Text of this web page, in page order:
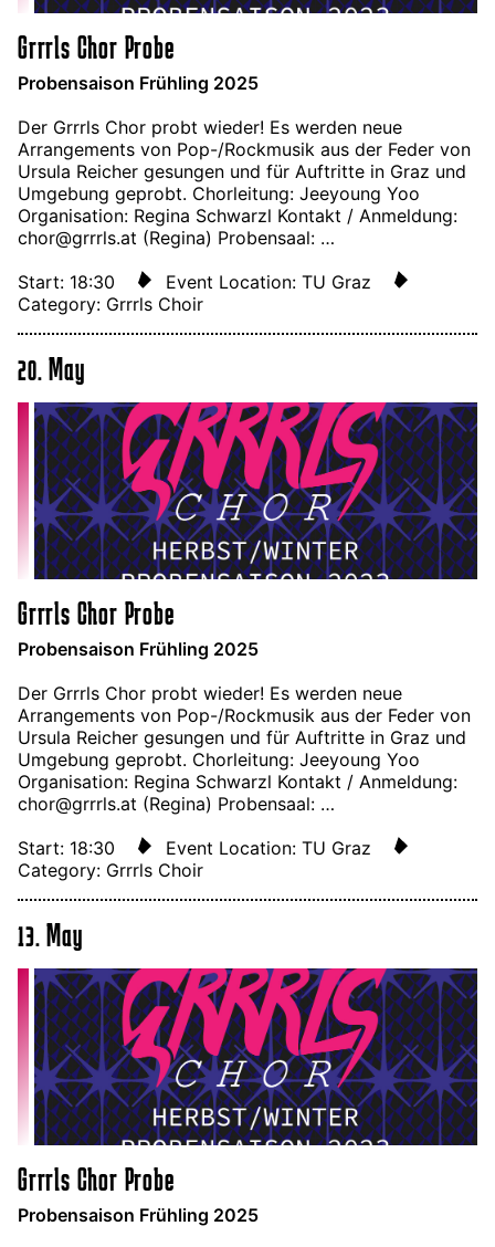
Grrrls Chor Probe
Probensaison Frühling 2025
Der Grrrls Chor probt wieder! Es werden neue
Arrangements von Pop-/Rockmusik aus der Feder von
Ursula Reicher gesungen und für Auftritte in Graz und
Umgebung geprobt. Chorleitung: Jeeyoung Yoo
Organisation: Regina Schwarzl Kontakt / Anmeldung:
chor@grrrls.at (Regina) Probensaal: …
Start: 18:30
Event Location: TU Graz
Category: Grrrls Choir
20. May
Grrrls Chor Probe
Probensaison Frühling 2025
Der Grrrls Chor probt wieder! Es werden neue
Arrangements von Pop-/Rockmusik aus der Feder von
Ursula Reicher gesungen und für Auftritte in Graz und
Umgebung geprobt. Chorleitung: Jeeyoung Yoo
Organisation: Regina Schwarzl Kontakt / Anmeldung:
chor@grrrls.at (Regina) Probensaal: …
Start: 18:30
Event Location: TU Graz
Category: Grrrls Choir
13. May
Grrrls Chor Probe
Probensaison Frühling 2025